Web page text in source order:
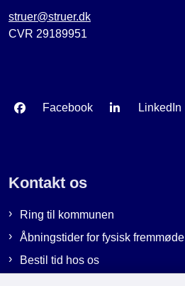
struer@struer.dk
CVR 29189951
Facebook LinkedIn
Kontakt os
Ring til kommunen
Åbningstider for fysisk fremmøde
Bestil tid hos os